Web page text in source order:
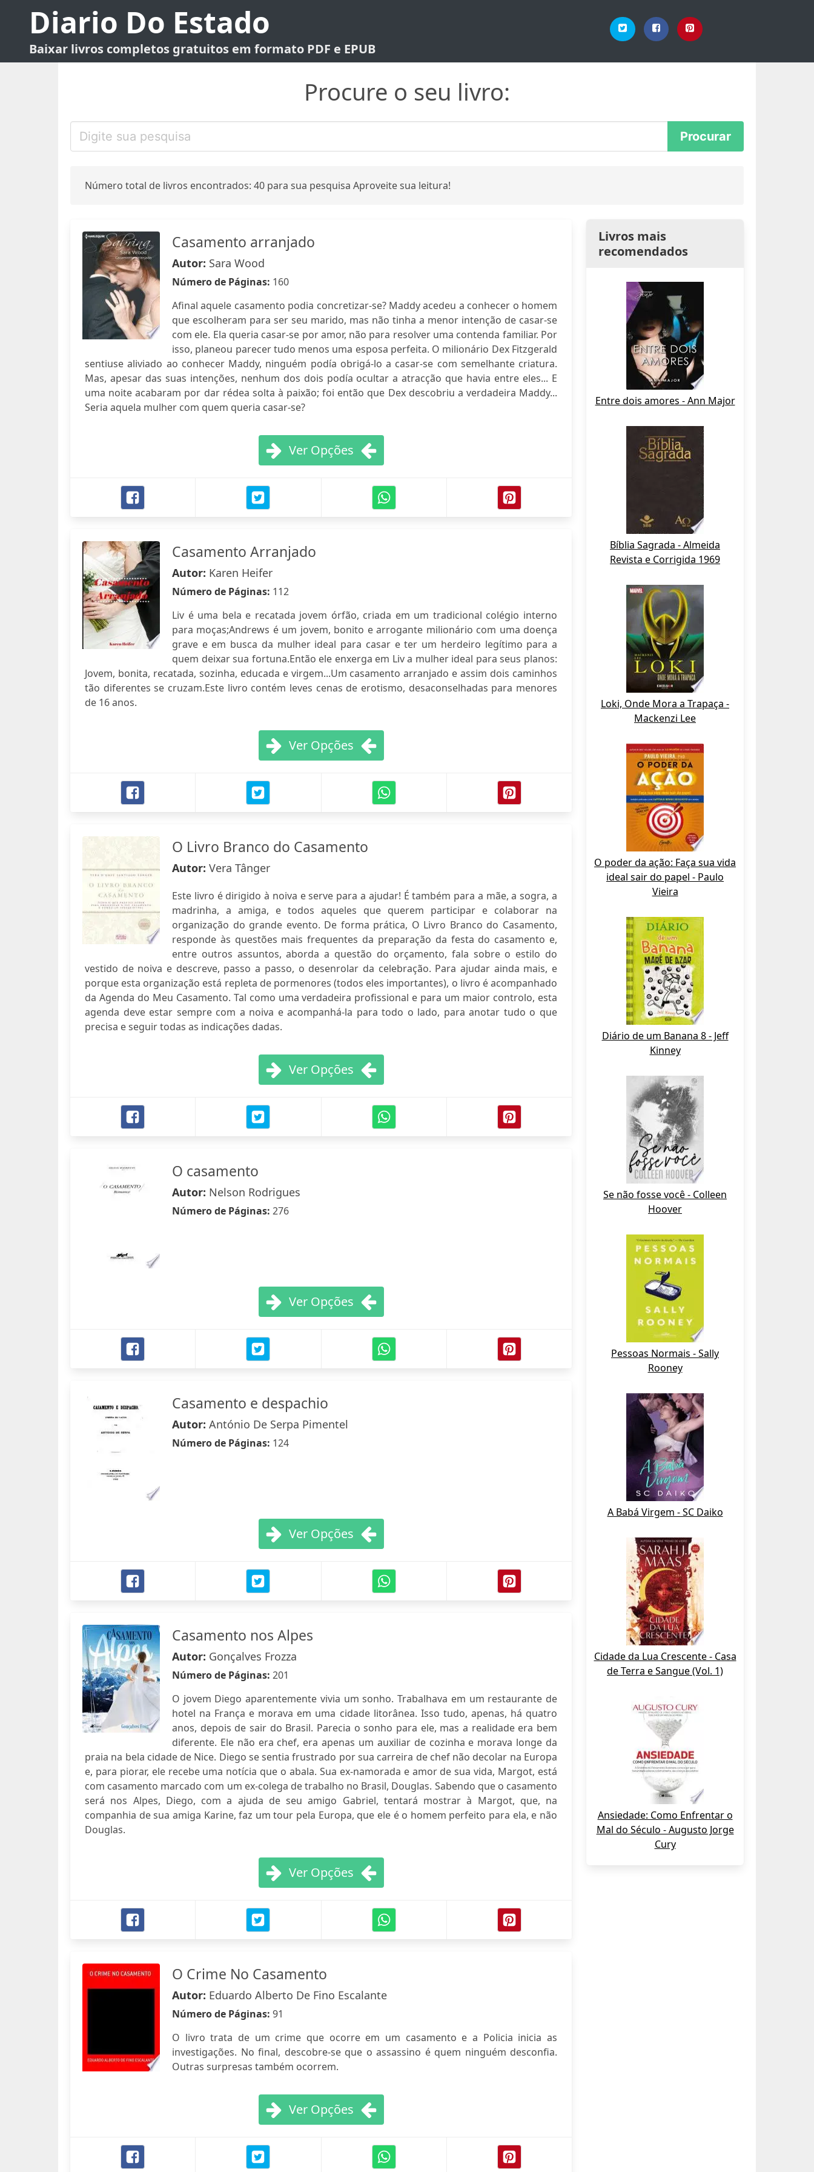
Diario Do Estado
Baixar livros completos gratuitos em formato PDF e EPUB
Procure o seu livro:
Número total de livros encontrados: 40 para sua pesquisa Aproveite sua leitura!
Casamento arranjado
Autor: Sara Wood
Número de Páginas: 160
Afinal aquele casamento podia concretizar-se? Maddy acedeu a conhecer o homem
que escolheram para ser seu marido, mas não tinha a menor intenção de casar-se
com ele. Ela queria casar-se por amor, não para resolver uma contenda familiar. Por
isso, planeou parecer tudo menos uma esposa perfeita. O milionário Dex Fitzgerald
sentiuse aliviado ao conhecer Maddy, ninguém podía obrigá-lo a casar-se com semelhante criatura.
Mas, apesar das suas intenções, nenhum dos dois podía ocultar a atracção que havia entre eles... E
uma noite acabaram por dar rédea solta à paixão; foi então que Dex descobriu a verdadeira Maddy...
Seria aquela mulher com quem queria casar-se?
Ver Opções
Casamento Arranjado
Autor: Karen Heifer
Número de Páginas: 112
Liv é uma bela e recatada jovem órfão, criada em um tradicional colégio interno
para moças;Andrews é um jovem, bonito e arrogante milionário com uma doença
grave e em busca da mulher ideal para casar e ter um herdeiro legítimo para a
quem deixar sua fortuna.Então ele enxerga em Liv a mulher ideal para seus planos:
Jovem, bonita, recatada, sozinha, educada e virgem...Um casamento arranjado e assim dois caminhos
tão diferentes se cruzam.Este livro contém leves cenas de erotismo, desaconselhadas para menores
de 16 anos.
Ver Opções
O Livro Branco do Casamento
Autor: Vera Tânger
Este livro é dirigido à noiva e serve para a ajudar! É também para a mãe, a sogra, a
madrinha, a amiga, e todos aqueles que querem participar e colaborar na
organização do grande evento. De forma prática, O Livro Branco do Casamento,
responde às questões mais frequentes da preparação da festa do casamento e,
entre outros assuntos, aborda a questão do orçamento, fala sobre o estilo do
vestido de noiva e descreve, passo a passo, o desenrolar da celebração. Para ajudar ainda mais, e
porque esta organização está repleta de pormenores (todos eles importantes), o livro é acompanhado
da Agenda do Meu Casamento. Tal como uma verdadeira profissional e para um maior controlo, esta
agenda deve estar sempre com a noiva e acompanhá-la para todo o lado, para anotar tudo o que
precisa e seguir todas as indicações dadas.
Ver Opções
O casamento
Autor: Nelson Rodrigues
Número de Páginas: 276
Ver Opções
Casamento e despachio
Autor: António De Serpa Pimentel
Número de Páginas: 124
Ver Opções
Casamento nos Alpes
Autor: Gonçalves Frozza
Número de Páginas: 201
O jovem Diego aparentemente vivia um sonho. Trabalhava em um restaurante de
hotel na França e morava em uma cidade litorânea. Isso tudo, apenas, há quatro
anos, depois de sair do Brasil. Parecia o sonho para ele, mas a realidade era bem
diferente. Ele não era chef, era apenas um auxiliar de cozinha e morava longe da
praia na bela cidade de Nice. Diego se sentia frustrado por sua carreira de chef não decolar na Europa
e, para piorar, ele recebe uma notícia que o abala. Sua ex-namorada e amor de sua vida, Margot, está
com casamento marcado com um ex-colega de trabalho no Brasil, Douglas. Sabendo que o casamento
será nos Alpes, Diego, com a ajuda de seu amigo Gabriel, tentará mostrar à Margot, que, na
companhia de sua amiga Karine, faz um tour pela Europa, que ele é o homem perfeito para ela, e não
Douglas.
Ver Opções
O Crime No Casamento
Autor: Eduardo Alberto De Fino Escalante
Número de Páginas: 91
O livro trata de um crime que ocorre em um casamento e a Policia inicia as
investigações. No final, descobre-se que o assassino é quem ninguém desconfia.
Outras surpresas também ocorrem.
Ver Opções
Livros mais
recomendados
Entre dois amores - Ann Major
Bíblia Sagrada - Almeida
Revista e Corrigida 1969
Loki, Onde Mora a Trapaça -
Mackenzi Lee
O poder da ação: Faça sua vida
ideal sair do papel - Paulo
Vieira
Diário de um Banana 8 - Jeff
Kinney
Se não fosse você - Colleen
Hoover
Pessoas Normais - Sally
Rooney
A Babá Virgem - SC Daiko
Cidade da Lua Crescente - Casa
de Terra e Sangue (Vol. 1)
Ansiedade: Como Enfrentar o
Mal do Século - Augusto Jorge
Cury